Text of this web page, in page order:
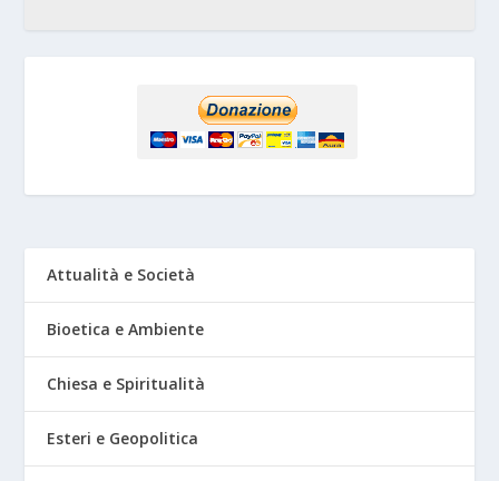
Attualità e Società
Bioetica e Ambiente
Chiesa e Spiritualità
Esteri e Geopolitica